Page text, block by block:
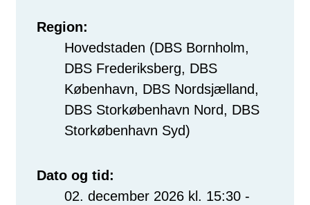
Region:
Hovedstaden (DBS Bornholm,
DBS Frederiksberg, DBS
København, DBS Nordsjælland,
DBS Storkøbenhavn Nord, DBS
Storkøbenhavn Syd)
Dato og tid:
02. december 2026 kl. 15:30 -